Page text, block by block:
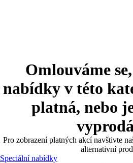
Omlouváme
nabídky v této
platná, nebo
Pro zobrazení platných akcí navštivte
alternativní
Speciální nabídky